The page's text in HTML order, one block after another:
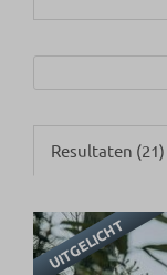
Resultaten (21)
UITGELICHT